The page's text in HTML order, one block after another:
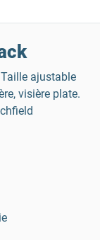
ajustable
visière plate.